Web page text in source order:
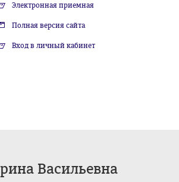
Электронная приемная
Полная версия сайта
Вход в личный кабинет
Васильевна